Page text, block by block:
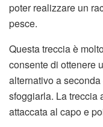
poter realizzare un
pesce.
Questa treccia è
consente di ottenere
alternativo a
sfoggiarla. La treccia
attaccata al capo e